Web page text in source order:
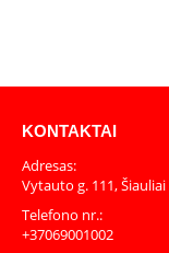
KONTAKTAI
Adresas:
Vytauto g. 111, Šiauliai
Telefono nr.:
+37069001002